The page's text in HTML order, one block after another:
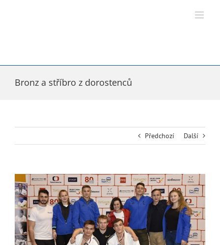
Bronz a stříbro z dorostenců
Předchozí Další
Zobrazit
větší
obrázek